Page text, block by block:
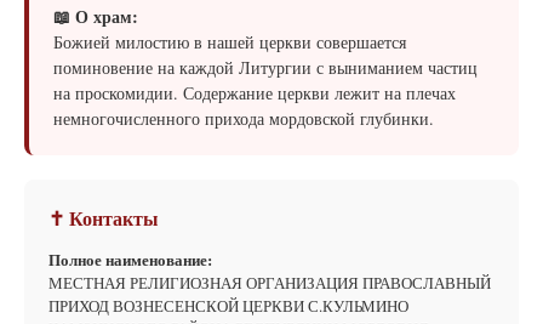
📖 О храм:
Божией милостию в нашей церкви совершается
поминовение на каждой Литургии с выниманием частиц
на проскомидии. Содержание церкви лежит на плечах
немногочисленного прихода мордовской глубинки.
✝ Контакты
Полное наименование:
МЕСТНАЯ РЕЛИГИОЗНАЯ ОРГАНИЗАЦИЯ ПРАВОСЛАВНЫЙ
ПРИХОД ВОЗНЕСЕНСКОЙ ЦЕРКВИ С.КУЛЬМИНО